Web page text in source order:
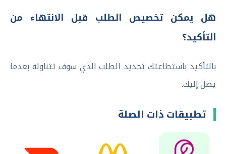
هل يمكن تخصيص الطلب قبل الانتهاء من
التأكيد؟
بالتأكيد باستطاعتك تحديد الطلب الذي سوف تتناوله بعدما
يصل إليك.
تطبيقات ذات الصلة